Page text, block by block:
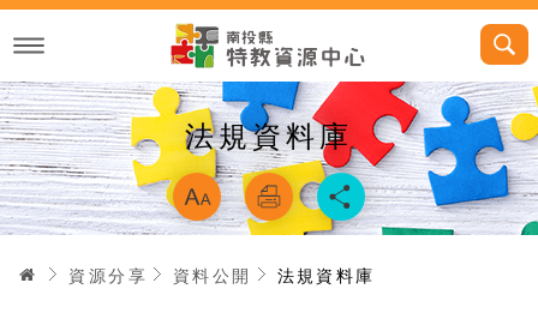
跳
主
內
容
法規資料庫 略過字型切換
首頁資源分享 資料公開 法規資料庫